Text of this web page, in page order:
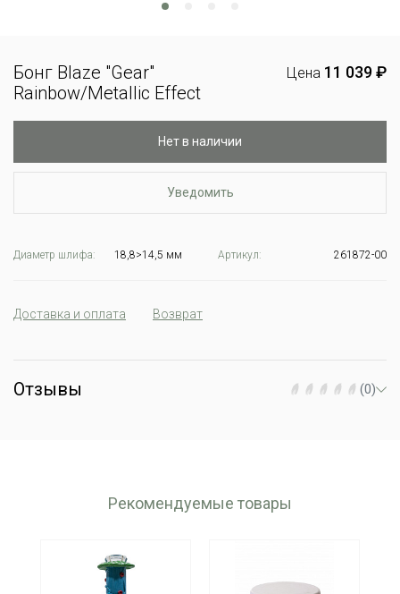
Бонг Blaze "Gear"
Rainbow/Metallic Effect
Цена 11 039 ₽
Нет в наличии
Уведомить
Диаметр шлифа: 18,8>14,5 мм Артикул: 261872-00
Доставка и оплата Возврат
Отзывы (0)
Рекомендуемые товары